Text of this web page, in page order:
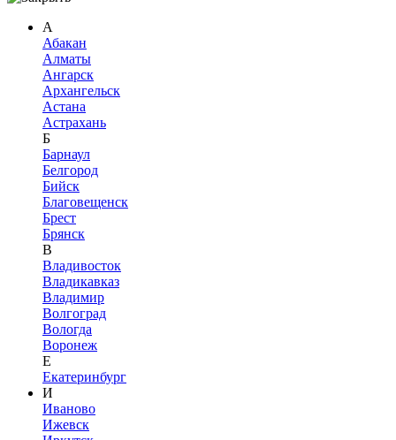
А
Абакан
Алматы
Ангарск
Архангельск
Астана
Астрахань
Б
Барнаул
Белгород
Бийск
Благовещенск
Брест
Брянск
В
Владивосток
Владикавказ
Владимир
Волгоград
Вологда
Воронеж
Е
Екатеринбург
И
Иваново
Ижевск